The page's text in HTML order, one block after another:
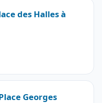
des Halles à
Georges